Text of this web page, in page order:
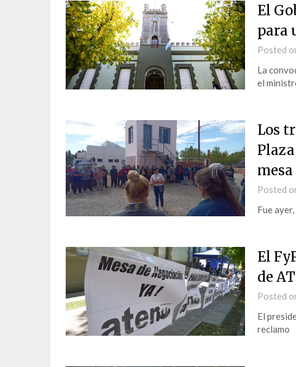
El
para
Posted
La
el
Los
Posted
Fue
El
de
Posted
El
reclamo